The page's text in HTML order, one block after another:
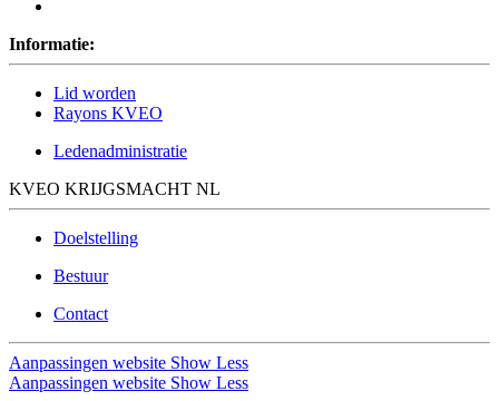
Informatie:
Lid worden
Rayons KVEO
Ledenadministratie
KVEO KRIJGSMACHT NL
Doelstelling
Bestuur
Contact
Aanpassingen website Show Less
Aanpassingen website Show Less